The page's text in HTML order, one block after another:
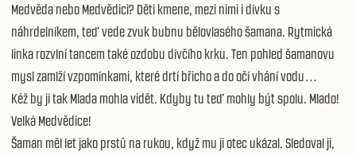
Medvěda nebo Medvědici? Děti kmene, mezi nimi i dívku s
náhrdelníkem, teď vede zvuk bubnu bělovlasého šamana. Rytmická
linka rozvlní tancem také ozdobu dívčího krku. Ten pohled šamanovu
mysl zamlží vzpomínkami, které drtí břicho a do očí vhání vodu…
Kéž by ji tak Mlada mohla vidět. Kdyby tu teď mohly být spolu. Mlado!
Velká Medvědice!
Šaman měl let jako prstů na rukou, když mu ji otec ukázal. Sledoval ji,